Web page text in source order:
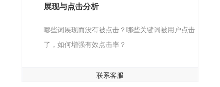
展现与点击分析
哪些词展现而没有被点击？哪些关键词被用户点击
了，如何增强有效点击率？
联系客服